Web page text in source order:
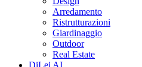
Arredamento
Ristrutturazioni
Giardinaggio
Outdoor
Real Estate
DiLei AI